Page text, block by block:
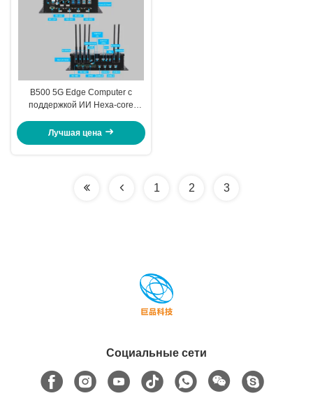
B500 5G Edge Computer с
поддержкой ИИ Hexa-core
TOPS Al Computing
Лучшая цена
1 2 3
Социальные сети